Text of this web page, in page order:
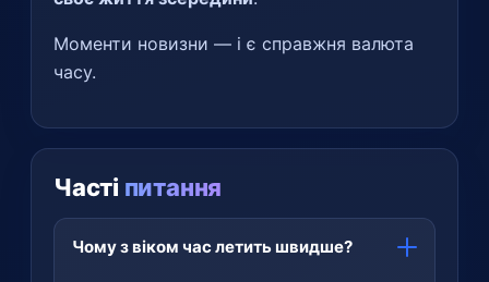
Моменти новизни — і є справжня валюта
часу.
Часті питання
Чому з віком час летить швидше?